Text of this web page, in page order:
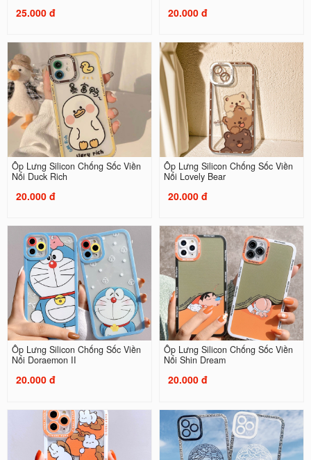
25.000 đ 20.000 đ
Ốp Lưng Silicon Chống Sốc Viền
Nổi Duck Rich
20.000 đ
Ốp Lưng Silicon Chống Sốc Viền
Nổi Lovely Bear
20.000 đ
Ốp Lưng Silicon Chống Sốc Viền
Nổi Doraemon II
20.000 đ
Ốp Lưng Silicon Chống Sốc Viền
Nổi Shin Dream
20.000 đ